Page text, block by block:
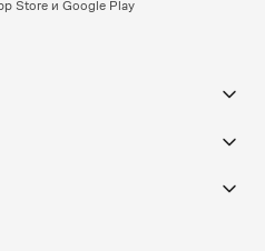
Store и Google Play